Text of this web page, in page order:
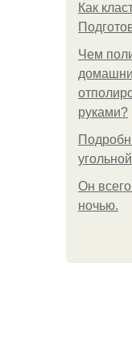
Как
Чем
руками?
Он
ночью.